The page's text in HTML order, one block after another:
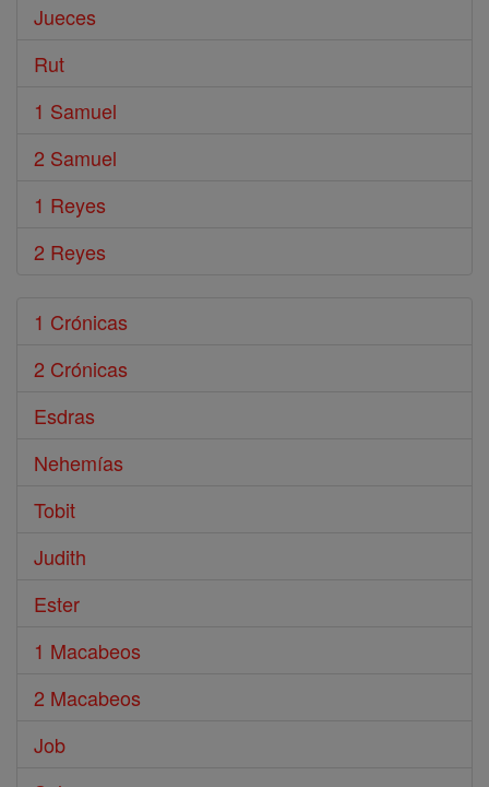
Jueces
Rut
1 Samuel
2 Samuel
1 Reyes
2 Reyes
1 Crónicas
2 Crónicas
Esdras
Nehemías
Tobit
Judith
Ester
1 Macabeos
2 Macabeos
Job